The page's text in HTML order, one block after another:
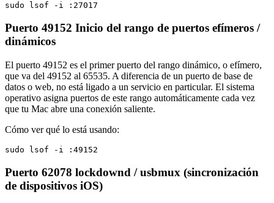
sudo lsof -i :27017
Puerto 49152 Inicio del rango de puertos efímeros /
dinámicos
El puerto 49152 es el primer puerto del rango dinámico, o efímero,
que va del 49152 al 65535. A diferencia de un puerto de base de
datos o web, no está ligado a un servicio en particular. El sistema
operativo asigna puertos de este rango automáticamente cada vez
que tu Mac abre una conexión saliente.
Cómo ver qué lo está usando:
sudo lsof -i :49152
Puerto 62078 lockdownd / usbmux (sincronización
de dispositivos iOS)